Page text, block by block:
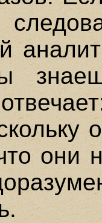
они